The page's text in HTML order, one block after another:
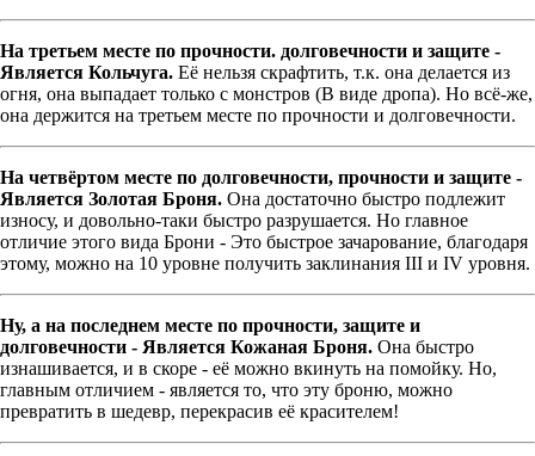
На третьем месте по прочности. долговечности и защите -
Является Кольчуга. Её нельзя скрафтить, т.к. она делается из
огня, она выпадает только с монстров (В виде дропа). Но всё-же,
она держится на третьем месте по прочности и долговечности.
На четвёртом месте по долговечности, прочности и защите -
Является Золотая Броня. Она достаточно быстро подлежит
износу, и довольно-таки быстро разрушается. Но главное
отличие этого вида Брони - Это быстрое зачарование, благодаря
этому, можно на 10 уровне получить заклинания III и IV уровня.
Ну, а на последнем месте по прочности, защите и
долговечности - Является Кожаная Броня. Она быстро
изнашивается, и в скоре - её можно вкинуть на помойку. Но,
главным отличием - является то, что эту броню, можно
превратить в шедевр, перекрасив её красителем!